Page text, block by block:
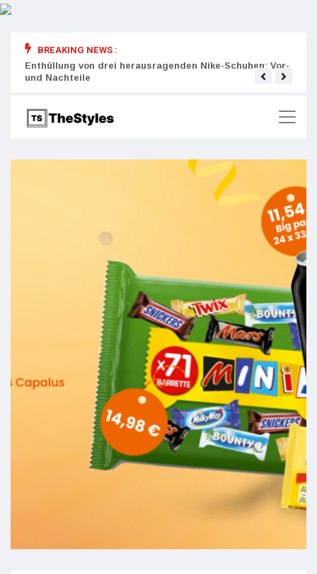
BREAKING NEWS :
Enthüllung von drei herausragenden Nike-Schuhen: Vor-
und Nachteile